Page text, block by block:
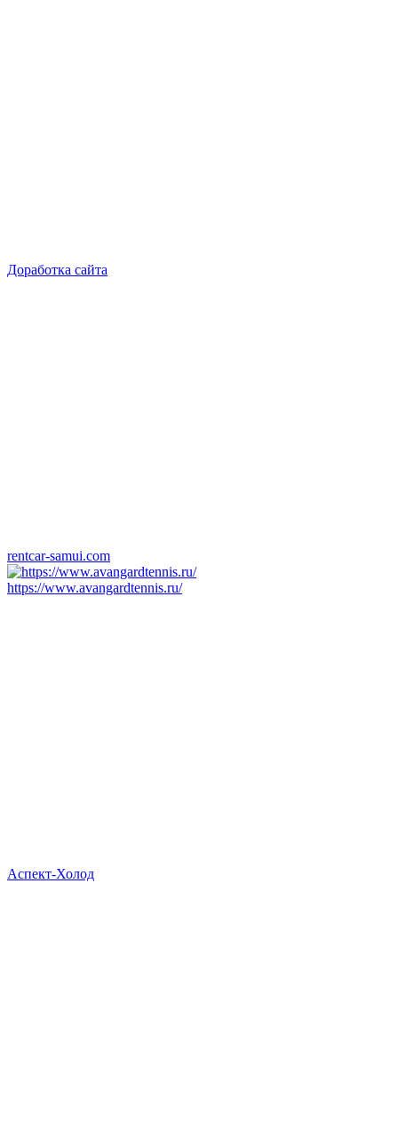
Доработка сайта
rentcar-samui.com
https://www.avangardtennis.ru/
Аспект-Холод